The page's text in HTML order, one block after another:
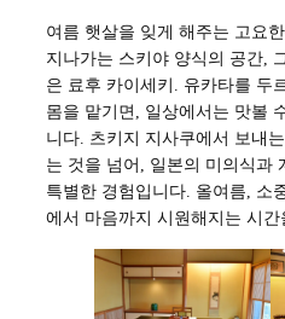
여름 햇살을 잊게 해주는 고요
지나가는 스키야 양식의 공간,
은 료후 카이세키. 유카타를 두
몸을 맡기면, 일상에서는 맛볼
니다. 츠키지 지사쿠에서 보내
는 것을 넘어, 일본의 미의식과
특별한 경험입니다. 올여름, 소
에서 마음까지 시원해지는 시